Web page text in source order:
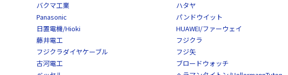
バクマ工業
ハタヤ
Panasonic
パンドウイット
日置電機/Hioki
HUAWEI/ファーウェイ
藤井電工
フジクラ
フジクラダイヤケーブル
フジ矢
古河電工
ブロードウォッチ